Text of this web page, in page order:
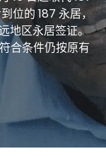
位的 187 永居，
地区永居签证。
合条件仍按原有